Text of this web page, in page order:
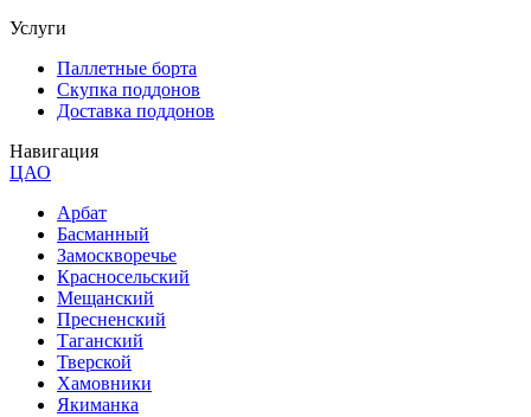
Услуги
Паллетные борта
Скупка поддонов
Доставка поддонов
Навигация
ЦАО
Арбат
Басманный
Замоскворечье
Красносельский
Мещанский
Пресненский
Таганский
Тверской
Хамовники
Якиманка